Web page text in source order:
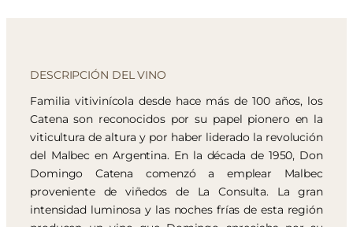
DESCRIPCIÓN DEL VINO
Familia vitivinícola desde hace más de 100 años, los
Catena son reconocidos por su papel pionero en la
viticultura de altura y por haber liderado la revolución
del Malbec en Argentina. En la década de 1950, Don
Domingo Catena comenzó a emplear Malbec
proveniente de viñedos de La Consulta. La gran
intensidad luminosa y las noches frías de esta región